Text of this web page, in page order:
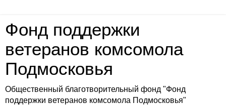
Фонд поддержки
ветеранов комсомола
Подмосковья
Общественный благотворительный фонд "Фонд
поддержки ветеранов комсомола Подмосковья"